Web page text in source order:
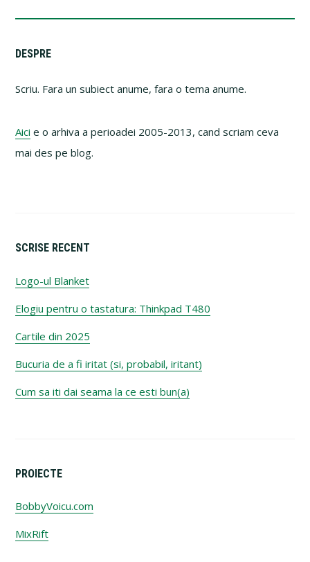
Primary
Sidebar
DESPRE
Scriu. Fara un subiect anume, fara o tema anume.
Aici e o arhiva a perioadei 2005-2013, cand scriam ceva
mai des pe blog.
SCRISE RECENT
Logo-ul Blanket
Elogiu pentru o tastatura: Thinkpad T480
Cartile din 2025
Bucuria de a fi iritat (si, probabil, iritant)
Cum sa iti dai seama la ce esti bun(a)
PROIECTE
BobbyVoicu.com
MixRift